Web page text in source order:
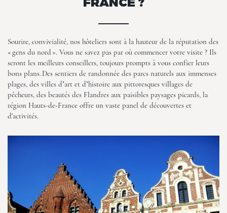
Sourire, convivialité, nos hôteliers sont à la hauteur de la réputation des
« gens du nord ». Vous ne savez pas par où commencer votre visite ? Ils
seront les meilleurs conseillers, toujours prompts à vous confier leurs
bons plans. Des sentiers de randonnée des parcs naturels aux immenses
plages, des villes d’art et d’histoire aux pittoresques villages de
pêcheurs, des beautés des Flandres aux paisibles paysages picards, la
région Hauts-de-France offre un vaste panel de découvertes et
d'activités.